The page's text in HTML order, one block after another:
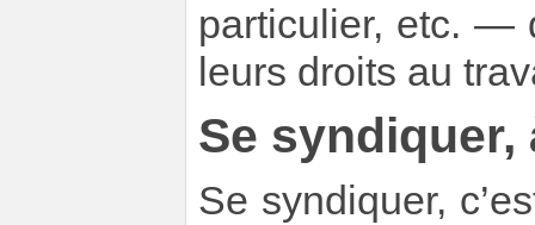
particulier, etc. —
leurs droits au
Se
Se syndiquer,